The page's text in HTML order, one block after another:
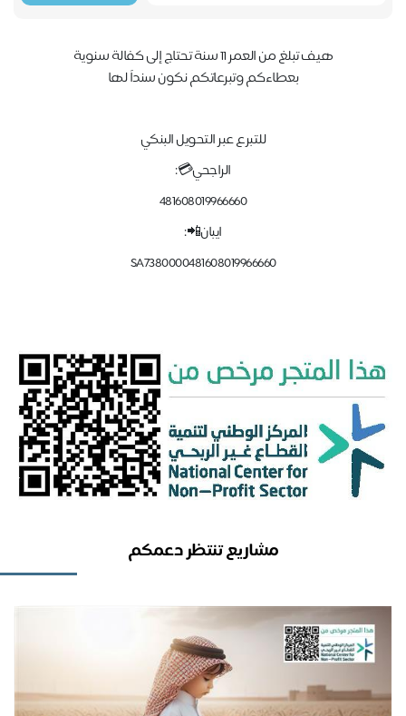
هيف تبلغ من العمر 11 سنة تحتاج إلى كفالة سنوية
بعطاءكم وتبرعاتكم نكون سنداً لها
للتبرع عبر التحويل البنكي
الراجحي💳:
481608019966660
ايبان📲:
SA7380000481608019966660
مشاريع تنتظر دعمكم